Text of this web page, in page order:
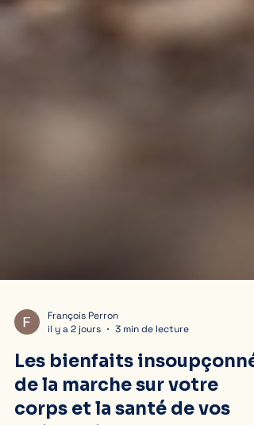
il y a 2 jours
3 min de lecture
Les bienfaits
de la marche sur votre